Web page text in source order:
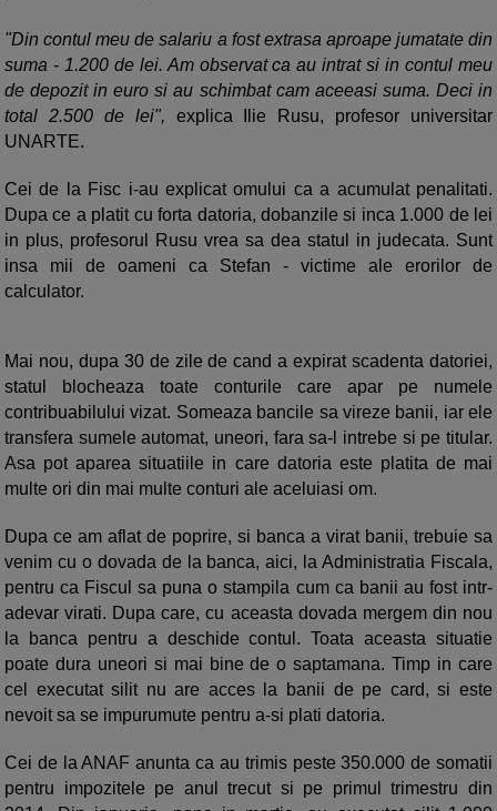
"Din contul meu de salariu a fost extrasa aproape jumatate din
suma - 1.200 de lei. Am observat ca au intrat si in contul meu
de depozit in euro si au schimbat cam aceeasi suma. Deci in
total 2.500 de lei", explica Ilie Rusu, profesor universitar
UNARTE.
Cei de la Fisc i-au explicat omului ca a acumulat penalitati.
Dupa ce a platit cu forta datoria, dobanzile si inca 1.000 de lei
in plus, profesorul Rusu vrea sa dea statul in judecata. Sunt
insa mii de oameni ca Stefan - victime ale erorilor de
calculator.
Mai nou, dupa 30 de zile de cand a expirat scadenta datoriei,
statul blocheaza toate conturile care apar pe numele
contribuabilului vizat. Someaza bancile sa vireze banii, iar ele
transfera sumele automat, uneori, fara sa-l intrebe si pe titular.
Asa pot aparea situatiile in care datoria este platita de mai
multe ori din mai multe conturi ale aceluiasi om.
Dupa ce am aflat de poprire, si banca a virat banii, trebuie sa
venim cu o dovada de la banca, aici, la Administratia Fiscala,
pentru ca Fiscul sa puna o stampila cum ca banii au fost intr-
adevar virati. Dupa care, cu aceasta dovada mergem din nou
la banca pentru a deschide contul. Toata aceasta situatie
poate dura uneori si mai bine de o saptamana. Timp in care
cel executat silit nu are acces la banii de pe card, si este
nevoit sa se impurumute pentru a-si plati datoria.
Cei de la ANAF anunta ca au trimis peste 350.000 de somatii
pentru impozitele pe anul trecut si pe primul trimestru din